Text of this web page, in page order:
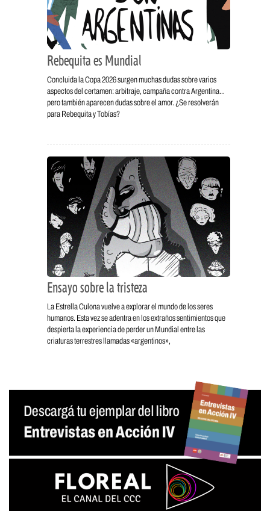
Rebequita es Mundial
Concluida la Copa 2026 surgen muchas dudas sobre varios
aspectos del certamen: arbitraje, campaña contra Argentina…
pero también aparecen dudas sobre el amor. ¿Se resolverán
para Rebequita y Tobías?
Ensayo sobre la tristeza
La Estrella Culona vuelve a explorar el mundo de los seres
humanos. Esta vez se adentra en los extraños sentimientos que
despierta la experiencia de perder un Mundial entre las
criaturas terrestres llamadas «argentinos»,